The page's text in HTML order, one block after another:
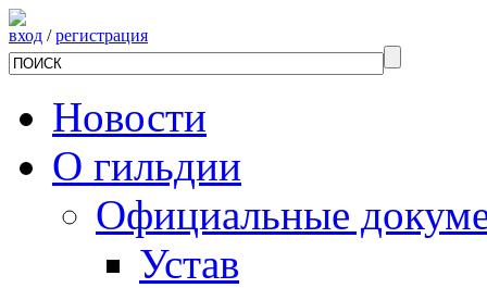
вход /регистрация
Новости
О гильдии
Официальные
Устав